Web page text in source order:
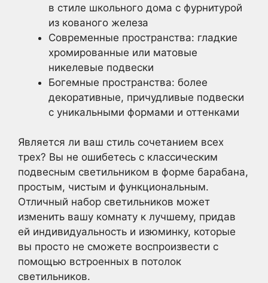
в стиле школьного дома с фурнитурой
из кованого железа
Современные пространства: гладкие
хромированные или матовые
никелевые подвески
Богемные пространства: более
декоративные, причудливые подвески
с уникальными формами и оттенками
Является ли ваш стиль сочетанием всех
трех? Вы не ошибетесь с классическим
подвесным светильником в форме барабана,
простым, чистым и функциональным.
Отличный набор светильников может
изменить вашу комнату к лучшему, придав
ей индивидуальность и изюминку, которые
вы просто не сможете воспроизвести с
помощью встроенных в потолок
светильников.